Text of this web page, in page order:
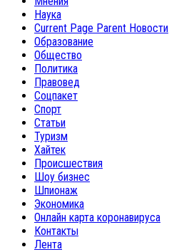
Наука
Current Page Parent Новости
Образование
Общество
Политика
Правовед
Соцпакет
Спорт
Статьи
Туризм
Хайтек
Происшествия
Шоу бизнес
Шпионаж
Экономика
Онлайн карта коронавируса
Контакты
Лента